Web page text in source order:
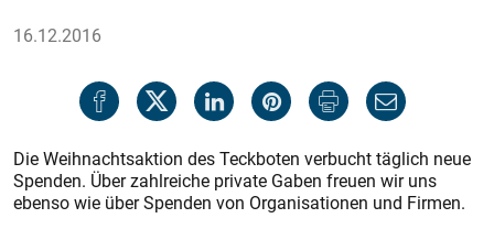
16.12.2016
Die Weihnachtsaktion des Teckboten verbucht täglich neue
Spenden. Über zahlreiche private Gaben freuen wir uns
ebenso wie über Spenden von Organisationen und Firmen.